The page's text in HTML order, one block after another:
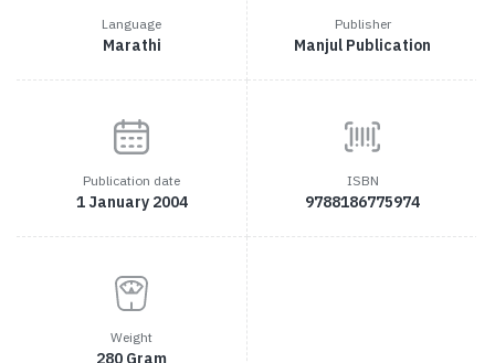
Language
Marathi
Publisher
Manjul Publication
Publication date
1 January 2004
ISBN
9788186775974
Weight
280 Gram